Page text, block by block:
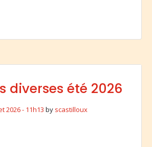
diverses été 2026
2026 - 11h13 by scastilloux